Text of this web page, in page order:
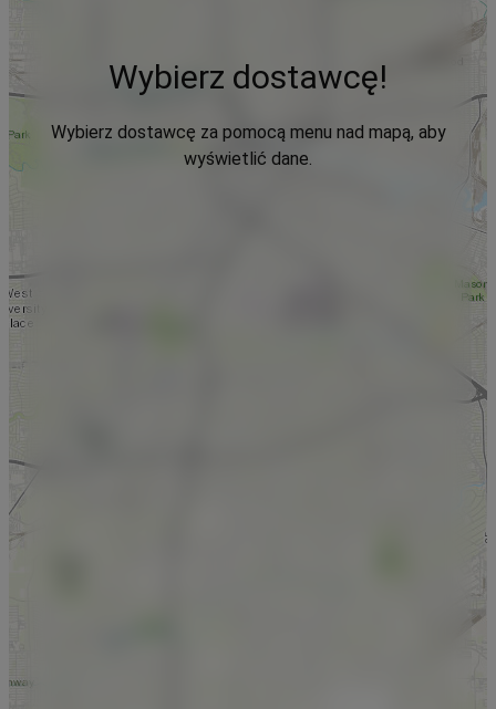
Wybierz dostawcę!
Wybierz dostawcę za pomocą menu nad mapą, aby
wyświetlić dane.